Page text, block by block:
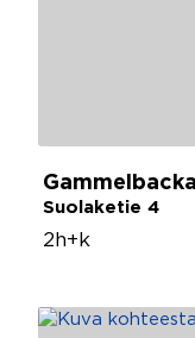
Suolaketie 4
2h+k